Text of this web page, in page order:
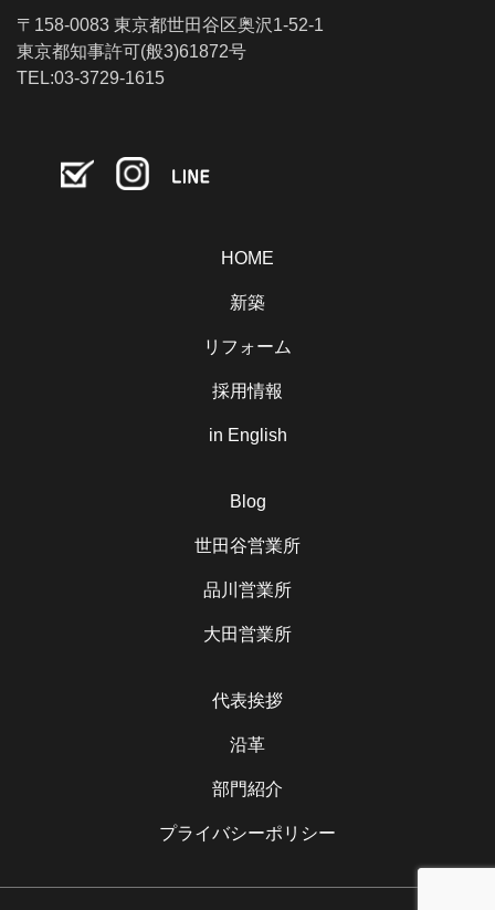
〒158-0083 東京都世田谷区奥沢1-52-1
東京都知事許可(般3)61872号
TEL:03-3729-1615
HOME
新築
リフォーム
採用情報
in English
Blog
世田谷営業所
品川営業所
大田営業所
代表挨拶
沿革
部門紹介
プライバシーポリシー